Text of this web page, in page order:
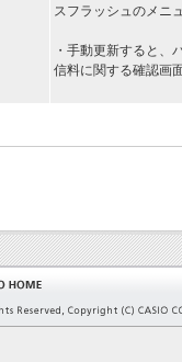
スフラッシュのメニ
・手動更新すると、
信料に関する確認画